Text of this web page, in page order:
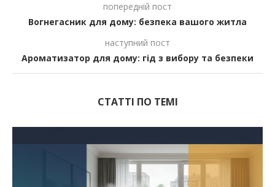
попередній пост
Вогнегасник для дому: безпека вашого житла
наступний пост
Ароматизатор для дому: гід з вибору та безпеки
СТАТТІ ПО ТЕМІ